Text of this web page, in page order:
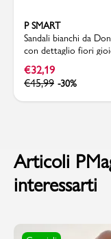
P SMART
Sandali bianchi da
con dettaglio fiori
e tacco 7 cm P Smart
€32,19
€45,99 -30%
Articoli
interessarti